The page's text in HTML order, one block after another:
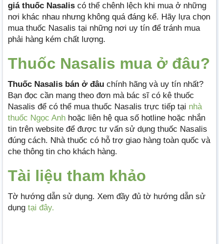
giá thuốc Nasalis có thể chênh lệch khi mua ở những
nơi khác nhau nhưng không quá đáng kể. Hãy lựa chọn
mua thuốc Nasalis tại những nơi uy tín để tránh mua
phải hàng kém chất lượng.
Thuốc Nasalis mua ở đâu?
Thuốc Nasalis bán ở đâu chính hãng và uy tín nhất?
Bạn đọc cần mang theo đơn mà bác sĩ có kê thuốc
Nasalis để có thể mua thuốc Nasalis trực tiếp tại nhà
thuốc Ngọc Anh hoặc liên hệ qua số hotline hoặc nhắn
tin trên website để được tư vấn sử dụng thuốc Nasalis
đúng cách. Nhà thuốc có hỗ trợ giao hàng toàn quốc và
che thông tin cho khách hàng.
Tài liệu tham khảo
Tờ hướng dẫn sử dụng. Xem đầy đủ tờ hướng dẫn sử
dụng tại đây.